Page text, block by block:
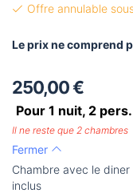
Offre annulable
Le prix ne comprend
250,00 €
Pour 1 nuit, 2 pers.
Il ne reste que 2 chambres
Fermer
Chambre avec le
inclus